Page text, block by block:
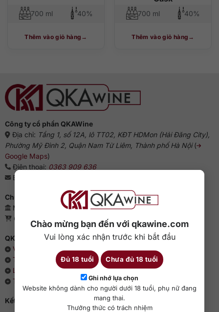
Chào mừng bạn đến với qkawine.com
Vui lòng xác nhận trước khi bắt đầu
Đủ 18 tuổi Chưa đủ 18 tuổi
Ghi nhớ lựa chọn
Website không dành cho người dưới 18 tuổi, phụ nữ đang
mang thai.
Thưởng thức có trách nhiệm
700 ml 40%
Thêm vào giỏ hàng
700 ml 40%
Thêm vào giỏ hàng
Công ty cổ phần QKAWine
Địa chỉ: Tầng 1, số 12A, lô TT02, KĐT HDMon (Hải Đăng City),
Phường Mỹ Đình 2, Quận Nam Từ Liêm, Thành phố Hà Nội(
Google Maps)
Điện thoại: 0363 909 636
Email:
Chứng nhận kinh doanh
Mã số doanh nghiệp: 0110385539 - QKAWine JSC
Giấy phép bán lẻ rượu: 04/GP-UBND
QKAWine - Chuyên rượu ngoại hàng đầu Việt Nam
Về chúng tôi
Thông cáo báo chí
Liên hệ với QKAWine
Tin tức và sự kiện
Kết nối với QKAWine